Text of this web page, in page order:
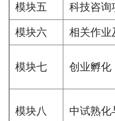
模块五 科技咨询
模块六 相关作业
模块七 创业孵化
模块八 中试熟化